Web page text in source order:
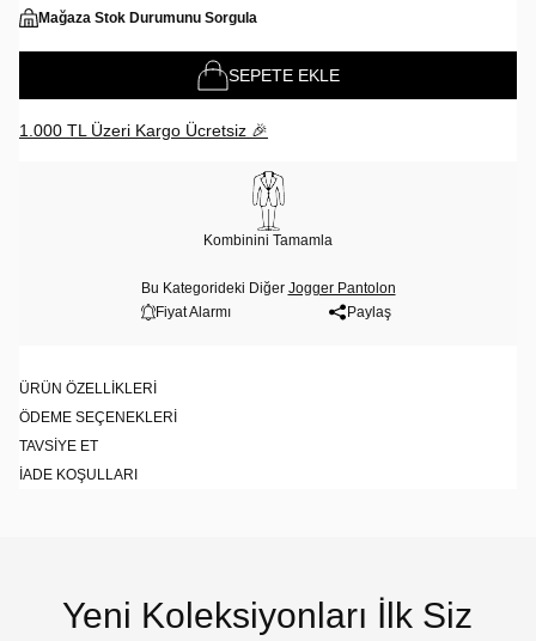
Mağaza Stok Durumunu Sorgula
SEPETE EKLE
1.000 TL Üzeri Kargo Ücretsiz 🎉
Kombinini Tamamla
Bu Kategorideki Diğer Jogger Pantolon
Fiyat Alarmı
Paylaş
ÜRÜN ÖZELLIKLERI
ÖDEME SEÇENEKLERI
TAVSIYE ET
İADE KOŞULLARI
Yeni Koleksiyonları İlk Siz